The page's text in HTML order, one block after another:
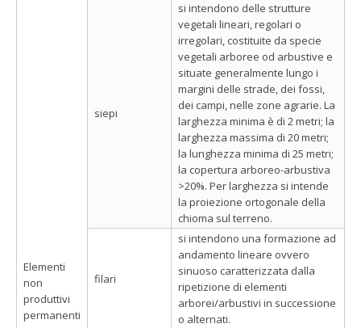
Elementi
non
produttivi
permanenti
siepi
si intendono delle strutture
vegetali lineari, regolari o
irregolari, costituite da specie
vegetali arboree od arbustive e
situate generalmente lungo i
margini delle strade, dei fossi,
dei campi, nelle zone agrarie. La
larghezza minima è di 2 metri; la
larghezza massima di 20 metri;
la lunghezza minima di 25 metri;
la copertura arboreo-arbustiva
>20%. Per larghezza si intende
la proiezione ortogonale della
chioma sul terreno.
filari
si intendono una formazione ad
andamento lineare ovvero
sinuoso caratterizzata dalla
ripetizione di elementi
arborei/arbustivi in successione
o alternati.